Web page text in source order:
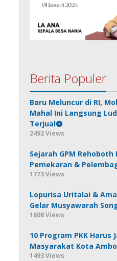
Berita Populer
Baru Meluncur di RI,
Mahal Ini Langsung
Terjual
2492 Views
Sejarah GPM
Pemekaran &
1773 Views
Lopurisa Uritalai &
Gelar Musyawarah
1608 Views
10 Program PKK Harus
Masyarakat Kota
1493 Views